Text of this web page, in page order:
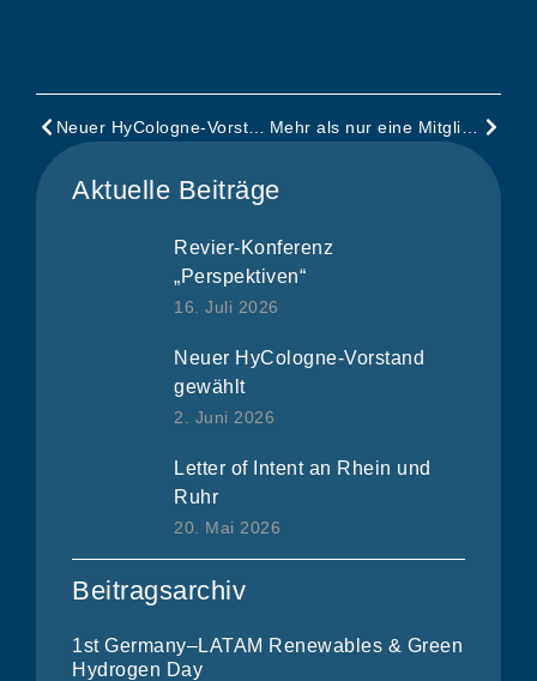
Aktuelle Beiträge
Revier-Konferenz
„Perspektiven“
16. Juli 2026
Neuer HyCologne-Vorstand
gewählt
2. Juni 2026
Letter of Intent an Rhein und
Ruhr
20. Mai 2026
Beitragsarchiv
1st Germany–LATAM Renewables & Green
Hydrogen Day